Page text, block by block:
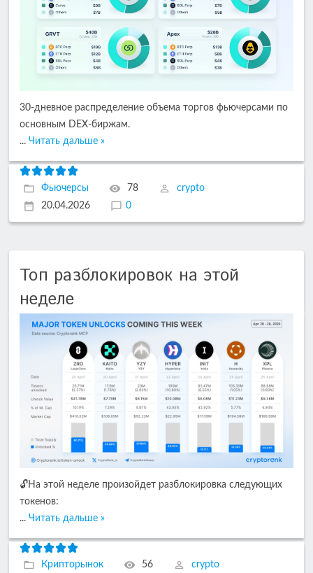
30-дневное распределение объема торгов фьючерсами по
основным DEX-биржам.
... Читать дальше »
Фьючерсы 78
crypto
20.04.2026
0
Топ разблокировок на этой
неделе
🔓На этой неделе произойдет разблокировка следующих
токенов:
... Читать дальше »
Крипторынок 56
crypto